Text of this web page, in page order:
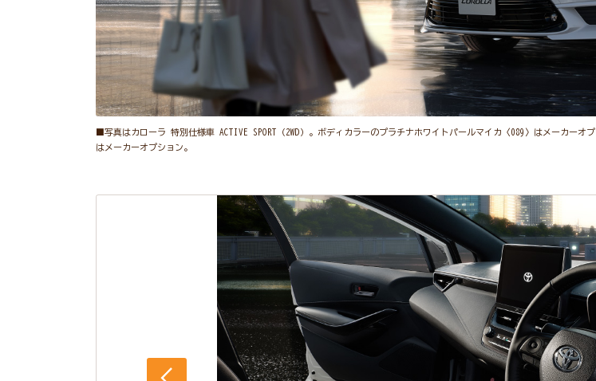
■写真はカローラ 特別仕様車 ACTIVE SPORT（2WD）。ボディカラーのプラチナホワイトパールマイカ〈089〉はメーカー
はメーカーオプション。